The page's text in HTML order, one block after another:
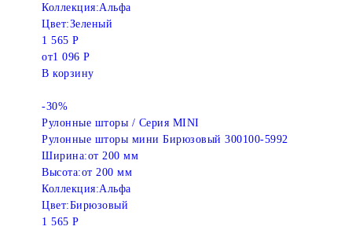
Коллекция:Альфа
Цвет:Зеленый
1 565 Р
от1 096 Р
В корзину
-30%
Рулонные шторы / Серия MINI
Рулонные шторы мини Бирюзовый 300100-5992
Ширина:от 200 мм
Высота:от 200 мм
Коллекция:Альфа
Цвет:Бирюзовый
1 565 Р